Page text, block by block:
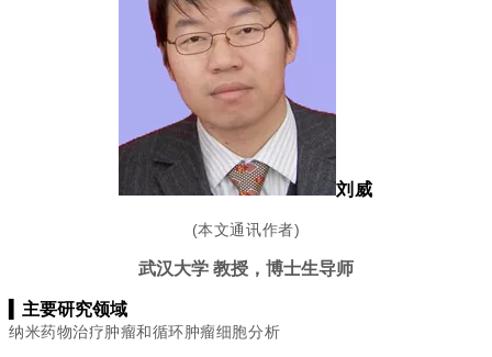
刘威
(本文通讯作者)
武汉大学 教授，博士生导师
主要研究领域
纳米药物治疗肿瘤和循环肿瘤细胞分析